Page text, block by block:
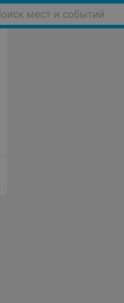
мест и событий